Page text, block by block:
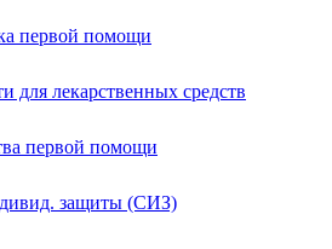
первой помощи
для лекарственных средств
первой помощи
защиты (СИЗ)